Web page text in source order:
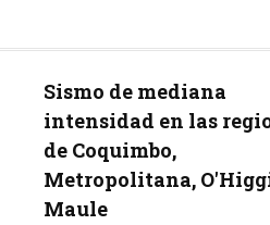
Sismo de mediana
intensidad en las
de Coquimbo,
Metropolitana,
Maule